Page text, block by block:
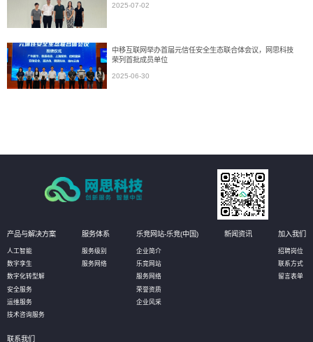
2025-07-02
中移互联网举办首届元信任安全生态联合体会议，网思科技
荣列首批成员单位
2025-06-30
产品与解决方案
人工智能
数字孪生
数字化转型解
安全服务
运维服务
技术咨询服务
服务体系
服务级别
服务网络
乐竞网站-乐竞(中国)
企业简介
乐竞网站
服务网络
荣誉资质
企业风采
新闻资讯 加入我们
招聘岗位
联系方式
留言表单
联系我们